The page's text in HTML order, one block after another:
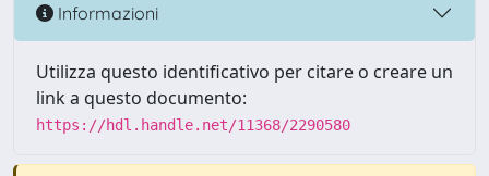
Informazioni
Utilizza questo identificativo per citare o creare un
link a questo documento:
https://hdl.handle.net/11368/2290580